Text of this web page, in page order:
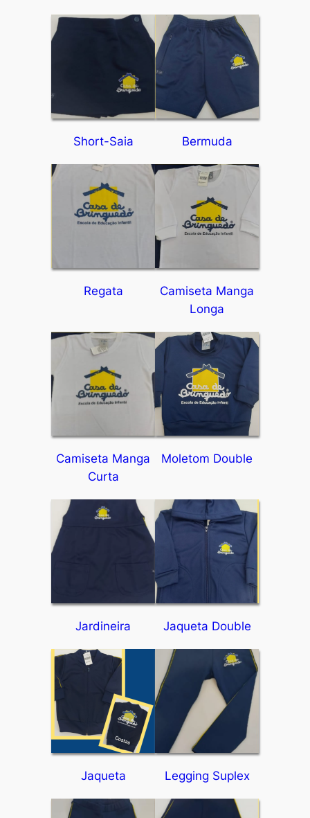
Short-Saia Bermuda
Regata
Camiseta Manga
Longa
Camiseta Manga
Curta
Moletom Double
Jardineira Jaqueta Double
Jaqueta Legging Suplex